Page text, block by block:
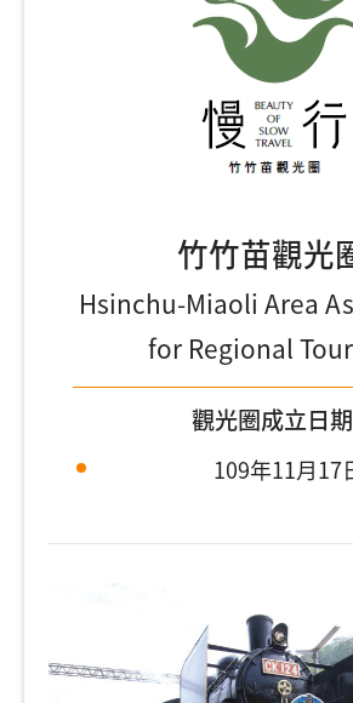
竹竹苗觀光
Hsinchu-Miaoli Area
for Regional
觀光圈成立日期
109年11月17